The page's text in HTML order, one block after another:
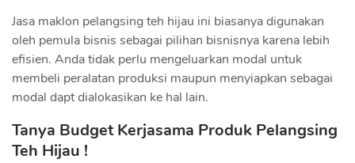
Jasa maklon pelangsing teh hijau ini biasanya digunakan
oleh pemula bisnis sebagai pilihan bisnisnya karena lebih
efisien. Anda tidak perlu mengeluarkan modal untuk
membeli peralatan produksi maupun menyiapkan sebagai
modal dapt dialokasikan ke hal lain.
Tanya Budget Kerjasama Produk Pelangsing
Teh Hijau !